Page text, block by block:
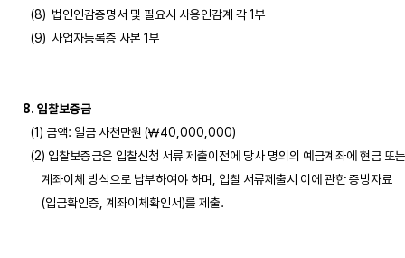
   (8)  법인인감증명서 및 필요시 사용인감계 각 1부
   (9)  사업자등록증 사본 1부
8. 입찰보증금
   (1) 금액: 일금 사천만원 (￦40,000,000)
(2) 입찰보증금은 입찰신청 서류 제출이전에 당사 명의의 예금계좌에 현금 또
       계좌이체 방식으로 납부하여야 하며, 입찰 서류제출시 이에 관한 증빙자료
       (입금확인증, 계좌이체확인서)를 제출.